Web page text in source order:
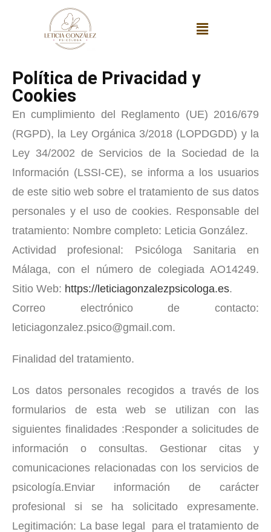
Política de Privacidad y
Cookies
En cumplimiento del Reglamento (UE) 2016/679
(RGPD), la Ley Orgánica 3/2018 (LOPDGDD) y la
Ley 34/2002 de Servicios de la Sociedad de la
Información (LSSI-CE), se informa a los usuarios
de este sitio web sobre el tratamiento de sus datos
personales y el uso de cookies. Responsable del
tratamiento: Nombre completo: Leticia González.
Actividad profesional: Psicóloga Sanitaria en
Málaga, con el número de colegiada AO14249.
Sitio Web: https://leticiagonzalezpsicologa.es.
Correo electrónico de contacto:
leticiagonzalez.psico@gmail.com.
Finalidad del tratamiento.
Los datos personales recogidos a través de los
formularios de esta web se utilizan con las
siguientes finalidades :Responder a solicitudes de
información o consultas. Gestionar citas y
comunicaciones relacionadas con los servicios de
psicología.Enviar información de carácter
profesional si se ha solicitado expresamente.
Legitimación: La base legal para el tratamiento de